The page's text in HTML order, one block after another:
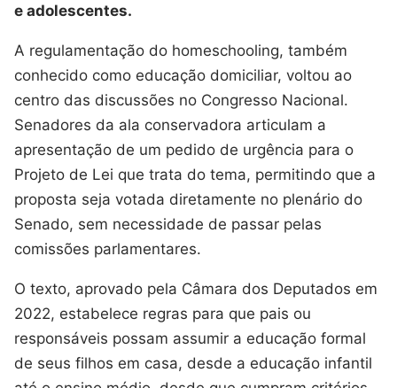
e adolescentes.
A regulamentação do homeschooling, também
conhecido como educação domiciliar, voltou ao
centro das discussões no Congresso Nacional.
Senadores da ala conservadora articulam a
apresentação de um pedido de urgência para o
Projeto de Lei que trata do tema, permitindo que a
proposta seja votada diretamente no plenário do
Senado, sem necessidade de passar pelas
comissões parlamentares.
O texto, aprovado pela Câmara dos Deputados em
2022, estabelece regras para que pais ou
responsáveis possam assumir a educação formal
de seus filhos em casa, desde a educação infantil